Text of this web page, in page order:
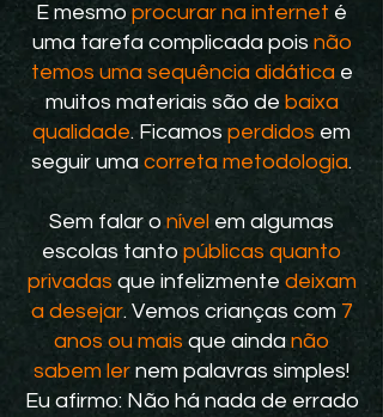
E mesmo procurar na internet é
uma tarefa complicada pois não
temos uma sequência didáticae
muitos materiais são de baixa
qualidade. Ficamos perdidos em
seguir uma correta metodologia.
Sem falar o nível em algumas
escolas tanto públicas quanto
privadas que infelizmente deixam
a desejar. Vemos crianças com 7
anos ou mais que aindanão
sabem ler nem palavras simples!
Eu afirmo: Não há nada de errado